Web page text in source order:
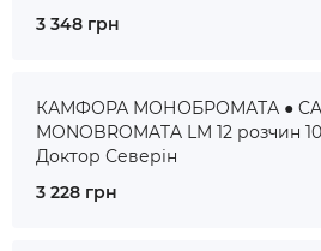
3 348 грн
КАМФОРА МОНОБРОМАТА ●
MONOBROMATA LM 12 розчин
Доктор Северін
3 228 грн